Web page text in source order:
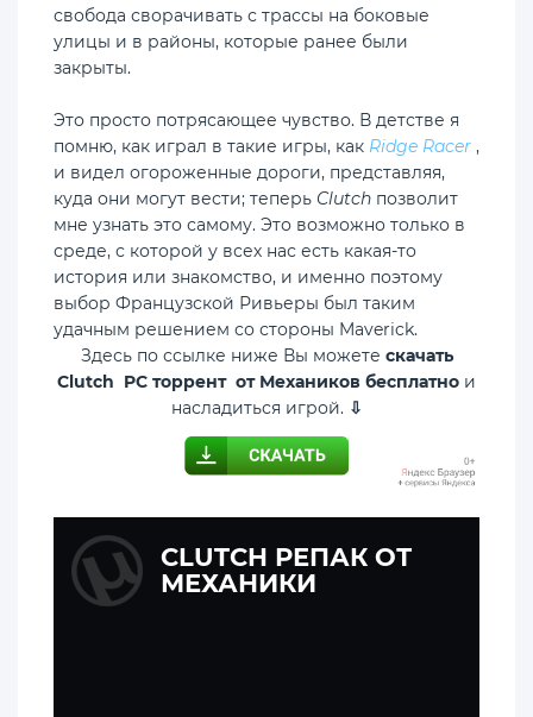
свобода сворачивать с трассы на боковые
улицы и в районы, которые ранее были
закрыты.
Это просто потрясающее чувство. В детстве я
помню, как играл в такие игры, как Ridge Racer ,
и видел огороженные дороги, представляя,
куда они могут вести; теперь Clutch позволит
мне узнать это самому. Это возможно только в
среде, с которой у всех нас есть какая-то
история или знакомство, и именно поэтому
выбор Французской Ривьеры был таким
удачным решением со стороны Maverick.
Здесь по ссылке ниже Вы можете скачать
Clutch PC торрент от Механиков бесплатно и
насладиться игрой. ⇩
CLUTCH РЕПАК ОТ
МЕХАНИКИ